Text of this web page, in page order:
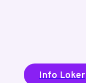
Info Loker